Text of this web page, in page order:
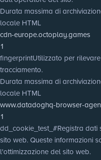
Durata massima di
locale HTML
cdn-europe.octoplay.games
1
fingerprintUtilizzato per
tracciamento.
Durata massima di
locale HTML
www.datadoghq-browser-
1
dd_cookie_test_#Registra dati
sito web. Queste informazioni
l'ottimizzazione del sito web.